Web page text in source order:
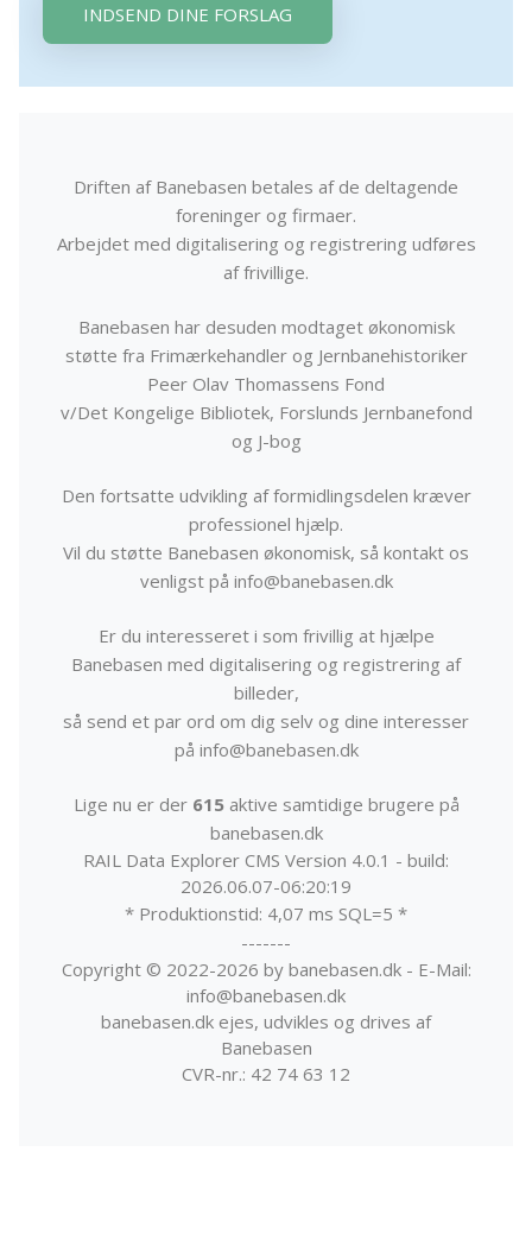
INDSEND DINE FORSLAG
Driften af Banebasen betales af de deltagende
foreninger og firmaer.
Arbejdet med digitalisering og registrering udføres
af frivillige.
Banebasen har desuden modtaget økonomisk
støtte fra Frimærkehandler og Jernbanehistoriker
Peer Olav Thomassens Fond
v/Det Kongelige Bibliotek, Forslunds Jernbanefond
og J-bog
Den fortsatte udvikling af formidlingsdelen kræver
professionel hjælp.
Vil du støtte Banebasen økonomisk, så kontakt os
venligst på info@banebasen.dk
Er du interesseret i som frivillig at hjælpe
Banebasen med digitalisering og registrering af
billeder,
så send et par ord om dig selv og dine interesser
på info@banebasen.dk
Lige nu er der 615aktive samtidige brugere på
banebasen.dk
RAIL Data Explorer CMS Version 4.0.1 - build:
2026.06.07-06:20:19
* Produktionstid: 4,07 ms SQL=5 *
-------
Copyright © 2022-2026 by banebasen.dk - E-Mail:
info@banebasen.dk
banebasen.dk ejes, udvikles og drives af
Banebasen
CVR-nr.: 42 74 63 12